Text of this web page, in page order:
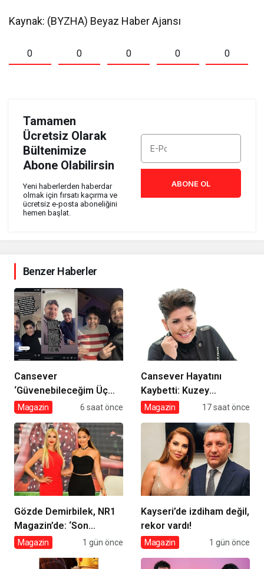
Kaynak: (BYZHA) Beyaz Haber Ajansı
0 0 0 0 0
Tamamen
Ücretsiz Olarak
Bültenimize
Abone Olabilirsin
Yeni haberlerden haberdar
olmak için fırsatı kaçırma ve
ücretsiz e-posta aboneliğini
hemen başlat.
ABONE OL
Benzer Haberler
Cansever
‘Güvenebileceğim Üç
İnsandan Biri’ Demişti:
Cansever’e Duygusal
Veda
Magazin 6 saat önce
Cansever Hayatını
Kaybetti: Kuzey
Makedonya’da Toprağa
Magazin 17 saat önce
Gözde Demirbilek, NR1
Magazin’de: ‘Son
assolist olarak var
Magazin 1 gün önce
Kayseri’de izdiham değil,
rekor vardı!
Magazin 1 gün önce